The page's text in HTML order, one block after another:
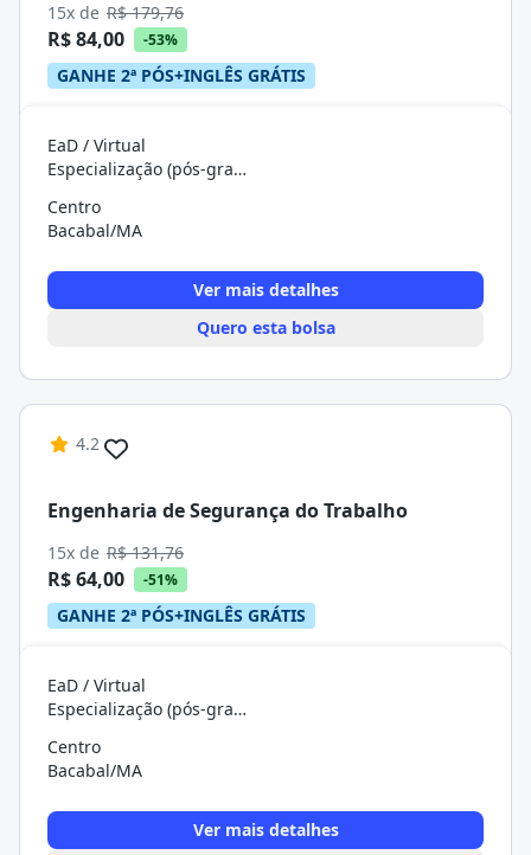
15x de R$ 179,76
R$ 84,00 -53%
GANHE 2ª PÓS+INGLÊS GRÁTIS
EaD / Virtual
Especialização (pós-graduação)
Centro
Bacabal/MA
Ver mais detalhes
Quero esta bolsa
4.2
Engenharia de Segurança do Trabalho
15x de R$ 131,76
R$ 64,00 -51%
GANHE 2ª PÓS+INGLÊS GRÁTIS
EaD / Virtual
Especialização (pós-graduação)
Centro
Bacabal/MA
Ver mais detalhes